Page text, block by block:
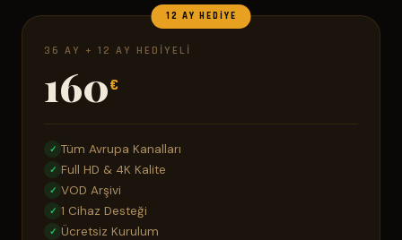
12 AY HEDIYE
36 AY + 12 AY HEDIYELI
160€
✓ Tüm Avrupa Kanalları
✓ Full HD & 4K Kalite
✓ VOD Arşivi
✓ 1 Cihaz Desteği
✓ Ücretsiz Kurulum